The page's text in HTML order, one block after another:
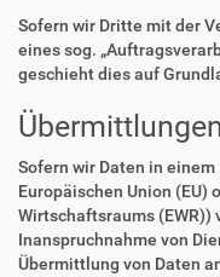
Sofern wir Dritte mit der
eines sog.
geschieht dies auf
Sofern wir Daten in
Europäischen Union (EU)
Wirtschaftsraums (EWR))
Inanspruchnahme von
Übermittlung von Daten